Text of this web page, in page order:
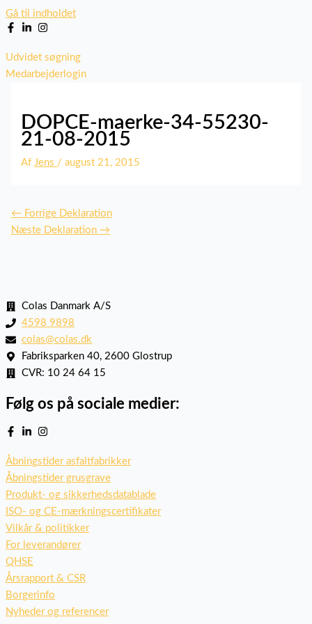
Gå til indholdet
Udvidet søgning
Medarbejderlogin
DOPCE-maerke-34-55230-
21-08-2015
Af Jens /august 21, 2015
← Forrige Deklaration
Næste Deklaration →
Colas Danmark A/S
4598 9898
colas@colas.dk
Fabriksparken 40, 2600 Glostrup
CVR: 10 24 64 15
Følg os på sociale medier:
Åbningstider asfaltfabrikker
Åbningstider grusgrave
Produkt- og sikkerhedsdatablade
ISO- og CE-mærkningscertifikater
Vilkår & politikker
For leverandører
QHSE
Årsrapport & CSR
Borgerinfo
Nyheder og referencer